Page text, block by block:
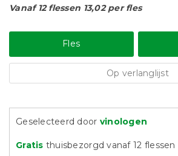
Vanaf 12 flessen 13,02 per fles
Fles
Op verlanglijst
Geselecteerd door vinologen
Gratis thuisbezorgd vanaf 12